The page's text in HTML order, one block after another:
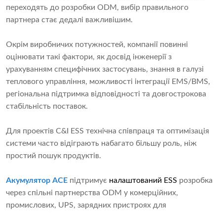
переходять до розробки ODM, вибір правильного
партнера стає дедалі важливішим.
Окрім виробничих потужностей, компанії повинні
оцінювати такі фактори, як досвід інженерії з
урахуванням специфічних застосувань, знання в галузі
теплового управління, можливості інтеграції EMS/BMS,
регіональна підтримка відповідності та довгострокова
стабільність поставок.
Для проектів C&I ESS технічна співпраця та оптимізація
системи часто відіграють набагато більшу роль, ніж
простий пошук продуктів.
Акумулятор ACE підтримує налаштований ESS розробка
через спільні партнерства ODM у комерційних,
промислових, UPS, зарядних пристроях для